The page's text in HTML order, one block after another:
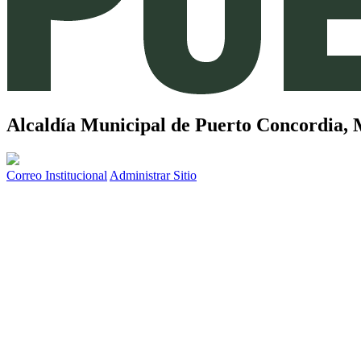
Alcaldía Municipal de Puerto Concordia,
Correo Institucional Administrar Sitio